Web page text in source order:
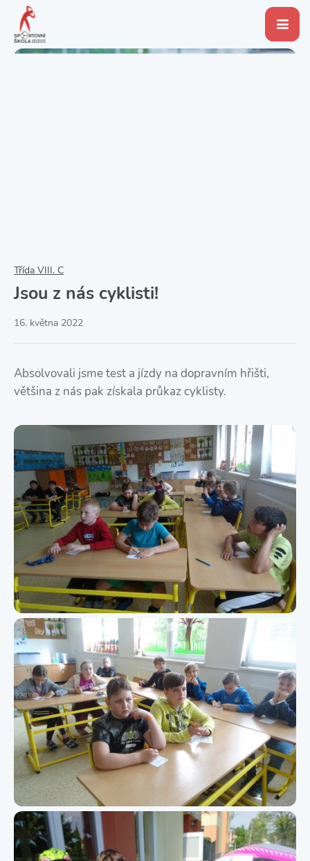
Třída VIII. C
Jsou z nás cyklisti!
16. května 2022
Absolvovali jsme test a jízdy na dopravním hřišti,
většina z nás pak získala průkaz cyklisty.